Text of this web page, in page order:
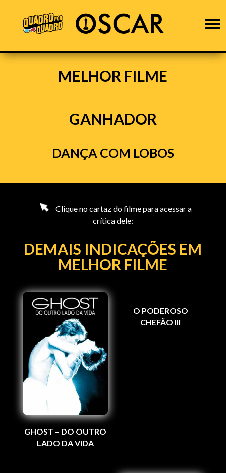
MELHOR FILME
GANHADOR
DANÇA COM LOBOS
Clique no cartaz do filme para acessar a
crítica dele:
DEMAIS INDICAÇÕES EM
MELHOR FILME
GHOST – DO OUTRO
LADO DA VIDA
O PODEROSO
CHEFÃO III